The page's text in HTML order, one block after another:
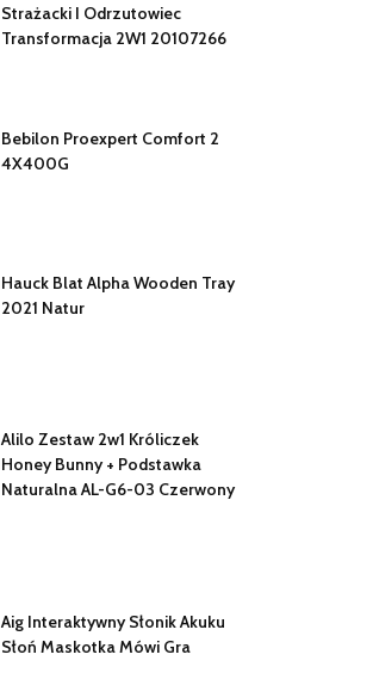
Strażacki I Odrzutowiec
Transformacja 2W1 20107266
Bebilon Proexpert Comfort 2
4X400G
Hauck Blat Alpha Wooden Tray
2021 Natur
Alilo Zestaw 2w1 Króliczek
Honey Bunny + Podstawka
Naturalna AL-G6-03 Czerwony
Aig Interaktywny Słonik Akuku
Słoń Maskotka Mówi Gra